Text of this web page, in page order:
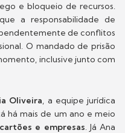
e bloqueio de recursos.
a responsabilidade de
de conflitos
O mandado de prisão
inclusive junto com
Oliveira, a equipe jurídica
há mais de um ano e meio
e empresas. Já Ana